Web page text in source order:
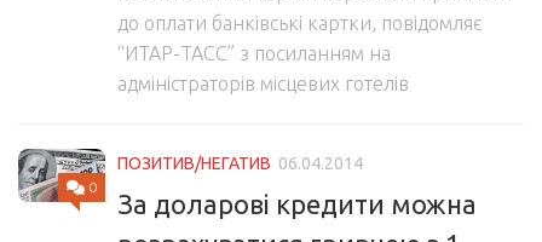
до оплати банківські картки, повідомляє
“ИТАР-ТАСС” з посиланням на
адміністраторів місцевих готелів
0
ПОЗИТИВ/НЕГАТИВ 06.04.2014
За доларові кредити можна